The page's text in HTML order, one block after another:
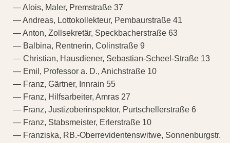
— Alois, Maler, Premstraße 37
— Andreas, Lottokollekteur, Pembaurstraße 41
— Anton, Zollsekretär, Speckbacherstraße 63
— Balbina, Rentnerin, Colinstraße 9
— Christian, Hausdiener, Sebastian-Scheel-Straße 13
— Emil, Professor a. D., Anichstraße 10
— Franz, Gärtner, Innrain 55
— Franz, Hilfsarbeiter, Amras 27
— Franz, Justizoberinspektor, Purtschellerstraße 6
— Franz, Stabsmeister, Erlerstraße 10
— Franziska, RB.-Oberrevidentenswitwe, Sonnenburgstr.